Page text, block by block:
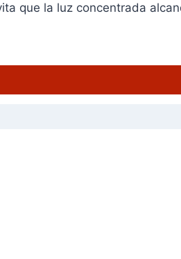
que la luz concentrada